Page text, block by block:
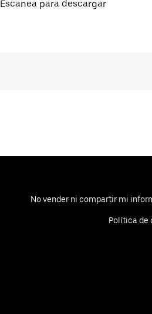
Escanea para descargar
No vender ni compartir mi
Política de